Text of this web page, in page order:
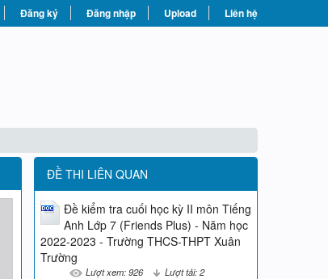
Đăng ký Đăng nhập Upload Liên hệ
ĐỀ THI LIÊN QUAN
Đề kiểm tra cuối học kỳ II môn Tiếng
Anh Lớp 7 (Friends Plus) - Năm học
2022-2023 - Trường THCS-THPT Xuân
Trường
Lượt xem: 926 Lượt tải: 2